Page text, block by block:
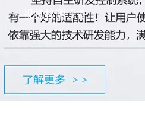
» 视觉检测设备